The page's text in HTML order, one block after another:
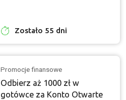
Zostało 55 dni
Promocje finansowe
Odbierz aż 1000 zł w
gotówce za Konto Otwarte